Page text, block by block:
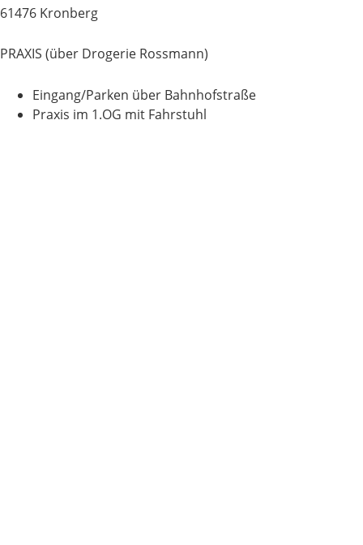
61476 Kronberg
PRAXIS (über Drogerie Rossmann)
Eingang/Parken über Bahnhofstraße
Praxis im 1.OG mit Fahrstuhl